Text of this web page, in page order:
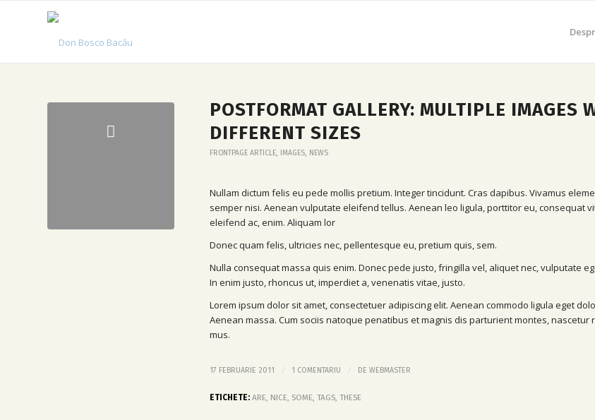
POSTFORMAT GALLERY: MULTIPLE IMAGES
DIFFERENT SIZES
FRONTPAGE ARTICLE, IMAGES, NEWS
Nullam dictum felis eu pede mollis pretium. Integer tincidunt. Cras dapibus. Vivamus
semper nisi. Aenean vulputate eleifend tellus. Aenean leo ligula, porttitor eu, consequat
eleifend ac, enim. Aliquam lor
Donec quam felis, ultricies nec, pellentesque eu, pretium quis, sem.
Nulla consequat massa quis enim. Donec pede justo, fringilla vel, aliquet nec, vulputate
In enim justo, rhoncus ut, imperdiet a, venenatis vitae, justo.
Lorem ipsum dolor sit amet, consectetuer adipiscing elit. Aenean commodo ligula eget
Aenean massa. Cum sociis natoque penatibus et magnis dis parturient montes, nascetur
mus.
17 FEBRUARIE 2011 / 1 COMENTARIU / DE WEBMASTER
ETICHETE: ARE, NICE, SOME, TAGS, THESE